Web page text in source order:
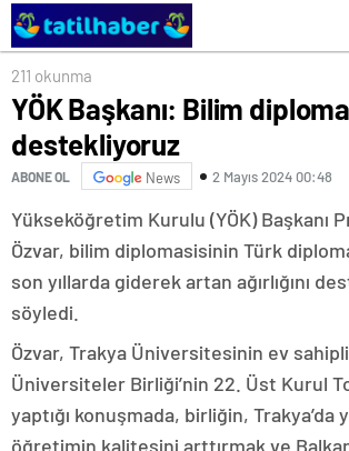
211 okunma
YÖK Başkanı: Bilim
destekliyoruz
ABONE OL News 2 Mayıs 2024 00:48
Yükseköğretim Kurulu (YÖK) Başkanı
Özvar, bilim diplomasisinin Türk
son yıllarda giderek artan ağırlığını
söyledi.
Özvar, Trakya Üniversitesinin ev
Üniversiteler Birliği’nin 22. Üst Kurul
yaptığı konuşmada, birliğin, Trakya’da
öğretimin kalitesini arttırmak ve